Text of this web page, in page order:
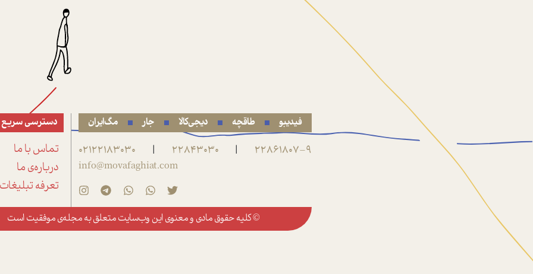
فیدیبو طاقچه دیجی‌کالا جار مگ‌ایران
22861807-9
|
22843030
|
02122183030
info@movafaghiat.com
دسترسی سریع
تماس با ما
درباره‌ی ما
تعرفه تبلیغات
© کلیه حقوق مادی و معنوی این وب‌سایت متعلق بهمجله‌ی موفقیتاست